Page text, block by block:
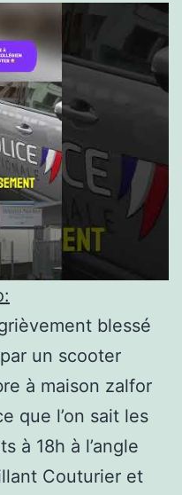
blessé
un scooter
à maison zalfor
que l’on sait les
à 18h à l’angle
Couturier et